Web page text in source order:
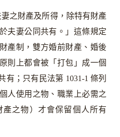
之財產及所得，除特有財產
夫妻公同共有。」這條規定
產制，雙方婚前財產、婚後
則上都會被「打包」成一個
有；只有民法第 1031-1 條列
人使用之物、職業上必需之
之物）才會保留個人所有